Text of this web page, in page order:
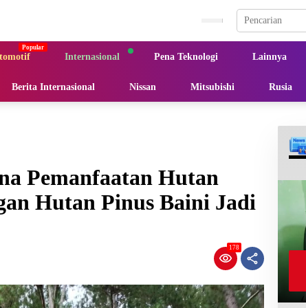
Internasional Pena Teknologi Lainnya
Berita Internasional Nissan Mitsubishi Rusia
Pemanfaatan Hutan
Hutan Pinus Baini Jadi
178